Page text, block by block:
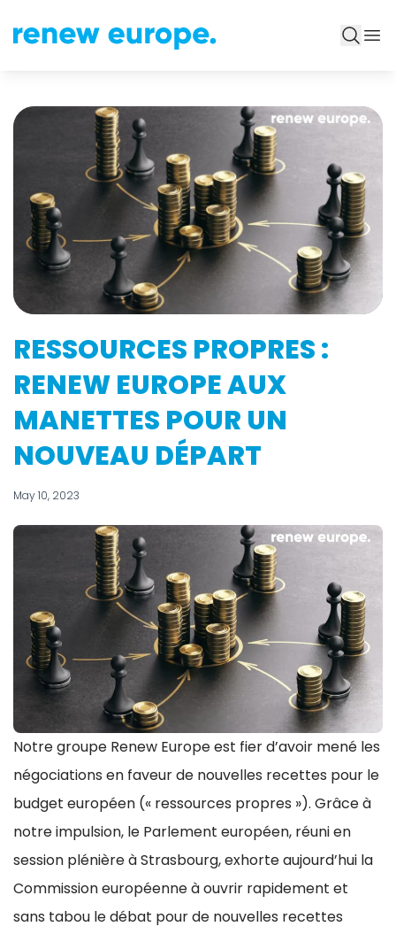
RESSOURCES PROPRES :
RENEW EUROPE AUX
MANETTES POUR UN
NOUVEAU DÉPART
May 10, 2023
Notre groupe Renew Europe est fier d’avoir mené les
négociations en faveur de nouvelles recettes pour le
budget européen (« ressources propres »). Grâce à
notre impulsion, le Parlement européen, réuni en
session plénière à Strasbourg, exhorte aujourd’hui la
Commission européenne à ouvrir rapidement et
sans tabou le débat pour de nouvelles recettes